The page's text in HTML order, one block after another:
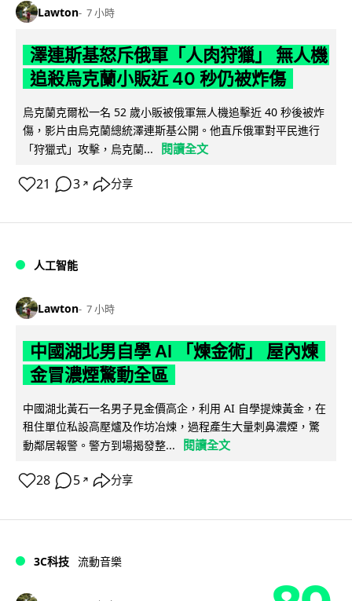
Lawton 7 小時
澤連斯基怒斥俄軍「人肉狩獵」 無人機
追殺烏克蘭小販近 40 秒仍被炸傷
烏克蘭克爾松一名 52 歲小販被俄軍無人機追擊近 40 秒後被炸
傷，影片由烏克蘭總統澤連斯基公開。他直斥俄軍對平民進行
「狩獵式」攻擊，烏克蘭...
閱讀全文
21 3 ↗ 分享
人工智能
Lawton 7 小時
中國湖北男自學 AI 「煉金術」 屋內煉
金冒濃煙驚動全區
中國湖北黃石一名男子見金價高企，利用 AI 自學提煉黃金，在
租住單位私設高壓爐及作坊冶煉，過程產生大量刺鼻濃煙，驚
動鄰居報警。警方到場揭發整...
閱讀全文
28 5 ↗ 分享
3C科技 流動音樂